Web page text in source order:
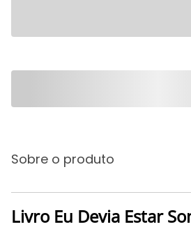
Sobre o produto
Livro Eu Devia Estar